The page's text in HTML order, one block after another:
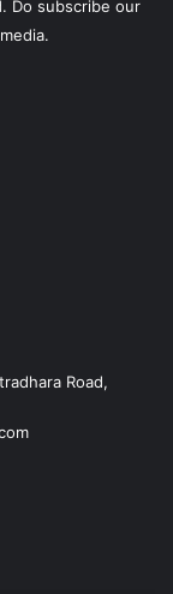
Do subscribe our
Road,